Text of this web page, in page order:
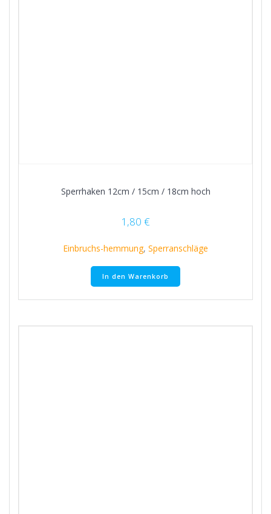
Sperrhaken 12cm / 15cm / 18cm hoch
1,80 €
Einbruchs-hemmung, Sperranschläge
In den Warenkorb